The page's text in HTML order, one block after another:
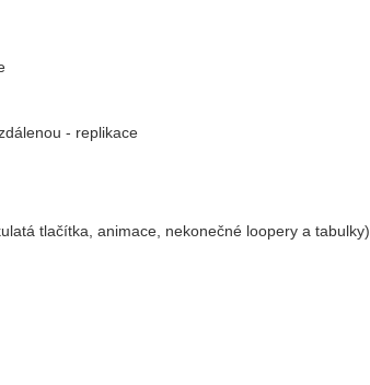
- replikace
tlačítka, animace, nekonečné loopery a tabulky)